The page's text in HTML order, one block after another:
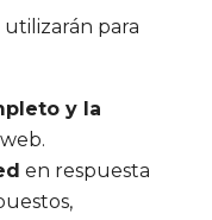
utilizarán para
y la
en respuesta